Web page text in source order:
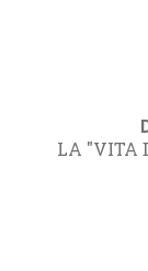
LA "VITA